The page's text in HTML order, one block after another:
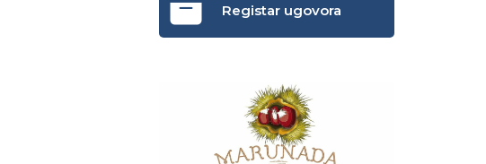
Registar ugovora